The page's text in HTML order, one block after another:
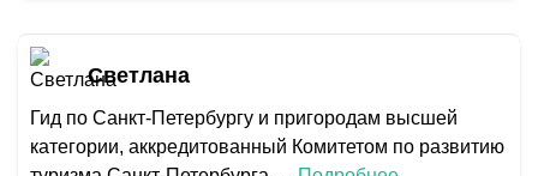
Светлана
Гид по Санкт-Петербургу и пригородам высшей
категории, аккредитованный Комитетом по развитию